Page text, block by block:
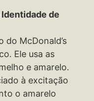
de
do McDonald’s
Ele usa as
e amarelo.
à excitação
o amarelo